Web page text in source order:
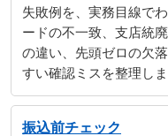
失敗例を、実務目線で
ードの不一致、支店統
の違い、先頭ゼロの欠
すい確認ミスを整理しま
振込前チェック